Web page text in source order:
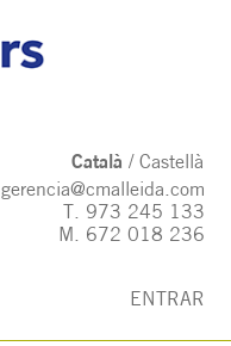
Català
Castellà
gerencia@cmalleida.com
T. 973 245 133
M. 672 018 236
ENTRAR